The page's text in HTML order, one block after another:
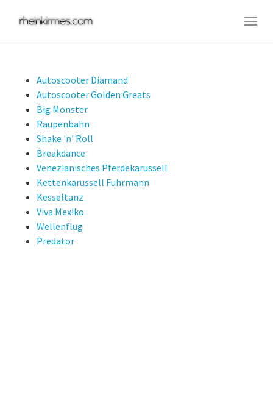
Autoscooter Diamand
Autoscooter Golden Greats
Big Monster
Raupenbahn
Shake 'n' Roll
Breakdance
Venezianisches Pferdekarussell
Kettenkarussell Fuhrmann
Kesseltanz
Viva Mexiko
Wellenflug
Predator